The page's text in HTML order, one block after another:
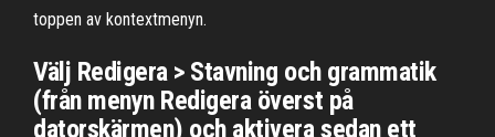
toppen av kontextmenyn.
Välj Redigera > Stavning och grammatik
(från menyn Redigera överst på
datorskärmen) och aktivera sedan ett